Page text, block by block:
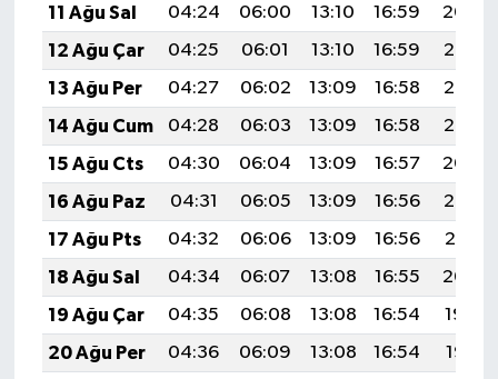
11 Ağu Sal
04:24 06:00 13:10 16:59
20:09
12 Ağu Çar
04:25 06:01 13:10 16:59
20:08
13 Ağu Per
04:27 06:02 13:09 16:58
20:07
14 Ağu Cum
04:28 06:03 13:09 16:58
20:05
15 Ağu Cts
04:30 06:04 13:09 16:57
20:04
16 Ağu Paz
04:31 06:05 13:09 16:56
20:03
17 Ağu Pts
04:32 06:06 13:09 16:56
20:01
18 Ağu Sal
04:34 06:07 13:08 16:55
20:00
19 Ağu Çar
04:35 06:08 13:08 16:54
19:59
20 Ağu Per
04:36 06:09 13:08 16:54
19:57